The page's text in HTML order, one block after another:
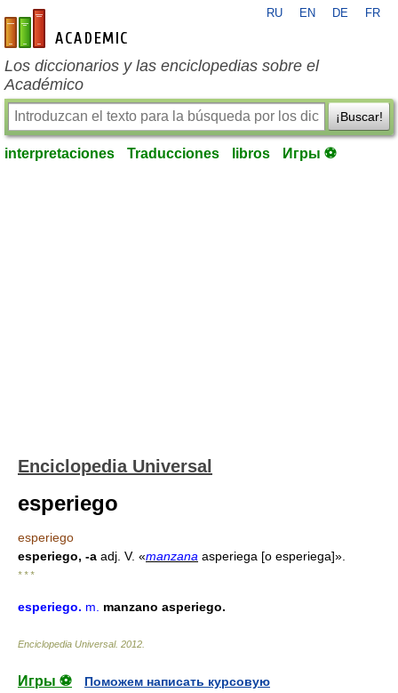
es-academic.com
RU EN DE FR
Los diccionarios y las enciclopedias sobre el
Académico
¡Buscar!
interpretaciones Traducciones libros Игры ⚽
Enciclopedia Universal
esperiego
esperiego
esperiego, -a adj. V. «manzana asperiega [o esperiega]».
* * *
esperiego. m. manzano asperiego.
Enciclopedia Universal. 2012
Игры ⚽
Поможем написать курсовую